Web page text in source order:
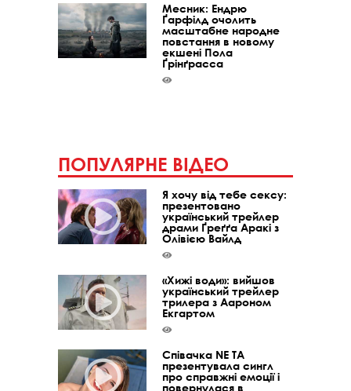
Месник: Ендрю
Ґарфілд очолить
масштабне народне
повстання в новому
екшені Пола
Ґрінґрасса
ПОПУЛЯРНЕ ВІДЕО
Я хочу від тебе сексу:
презентовано
український трейлер
драми Ґреґґа Аракі з
Олівією Вайлд
«Хижі води»: вийшов
український трейлер
трилера з Аароном
Екгартом
Співачка NE TA
презентувала сингл
про справжні емоції і
повернулася в